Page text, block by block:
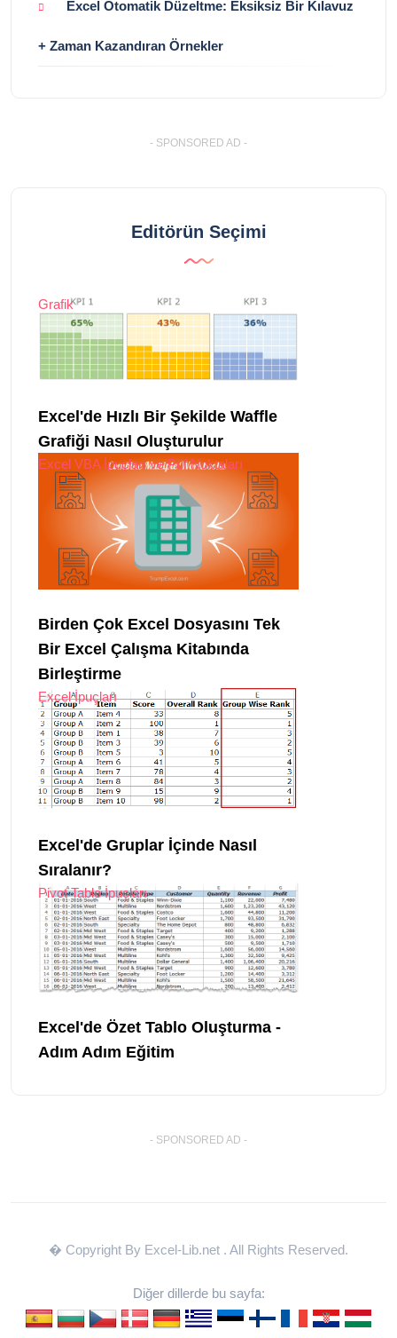
Excel Otomatik Düzeltme: Eksiksiz Bir Kılavuz
+ Zaman Kazandıran Örnekler
- SPONSORED AD -
Editörün Seçimi
Grafik
Excel'de Hızlı Bir Şekilde Waffle
Grafiği Nasıl Oluşturulur
Excel VBA İpuçları ve Püf Noktaları
Birden Çok Excel Dosyasını Tek
Bir Excel Çalışma Kitabında
Birleştirme
Excel İpuçları
Excel'de Gruplar İçinde Nasıl
Sıralanır?
Pivot Tablo İpuçları
Excel'de Özet Tablo Oluşturma -
Adım Adım Eğitim
- SPONSORED AD -
� Copyright By Excel-Lib.net . All Rights Reserved.
Diğer dillerde bu sayfa: